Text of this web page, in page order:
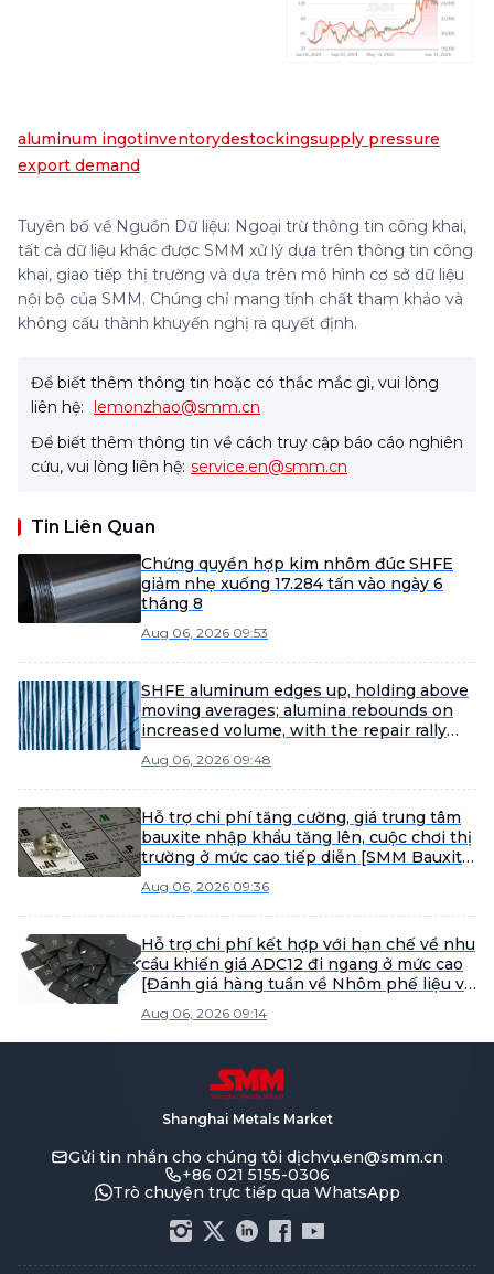
aluminum ingotinventorydestockingsupply pressure
export demand
Tuyên bố về Nguồn Dữ liệu: Ngoại trừ thông tin công khai,
tất cả dữ liệu khác được SMM xử lý dựa trên thông tin công
khai, giao tiếp thị trường và dựa trên mô hình cơ sở dữ liệu
nội bộ của SMM. Chúng chỉ mang tính chất tham khảo và
không cấu thành khuyến nghị ra quyết định.
Để biết thêm thông tin hoặc có thắc mắc gì, vui lòng
liên hệ: lemonzhao@smm.cn
Để biết thêm thông tin về cách truy cập báo cáo nghiên
cứu, vui lòng liên hệ: service.en@smm.cn
Tin Liên Quan
Chứng quyền hợp kim nhôm đúc SHFE
giảm nhẹ xuống 17.284 tấn vào ngày 6
tháng 8
Aug 06, 2026 09:53
SHFE aluminum edges up, holding above
moving averages; alumina rebounds on
increased volume, with the repair rally
Brief Commentary]
Aug 06, 2026 09:48
Hỗ trợ chi phí tăng cường, giá trung tâm
bauxite nhập khẩu tăng lên, cuộc chơi thị
trường ở mức cao tiếp diễn [SMM Bauxite
Aug 06, 2026 09:36
Hỗ trợ chi phí kết hợp với hạn chế về nhu
cầu khiến giá ADC12 đi ngang ở mức cao
[Đánh giá hàng tuần về Nhôm phế liệu và
Aug 06, 2026 09:14
Shanghai Metals Market
Gửi tin nhắn cho chúng tôi dịchvụ.en@smm.cn
+86 021 5155-0306
Trò chuyện trực tiếp qua WhatsApp